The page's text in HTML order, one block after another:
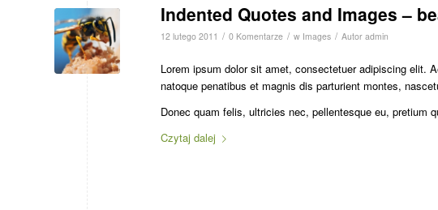
Indented Quotes and Images –
12 lutego 2011 / 0 Komentarze / w Images / Autor admin
Lorem ipsum dolor sit amet, consectetuer adipiscing elit.
natoque penatibus et magnis dis parturient montes,
Donec quam felis, ultricies nec, pellentesque eu, pretium
Czytaj dalej